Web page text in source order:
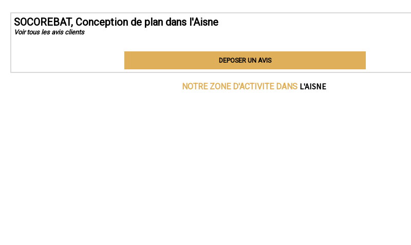
SOCOREBAT, Conception de plan dans l'Aisne
Voir tous les avis clients
DEPOSER UN AVIS
NOTRE ZONE D'ACTIVITE DANS L'AISNE